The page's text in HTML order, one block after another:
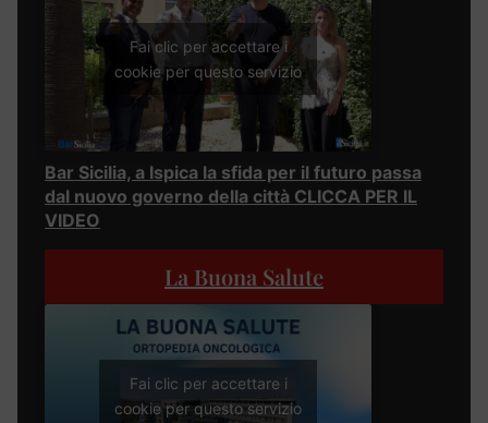
Fai clic per accettare i
cookie per questo servizio
Bar Sicilia, a Ispica la sfida per il futuro passa
dal nuovo governo della città CLICCA PER IL
VIDEO
La Buona Salute
Fai clic per accettare i
cookie per questo servizio